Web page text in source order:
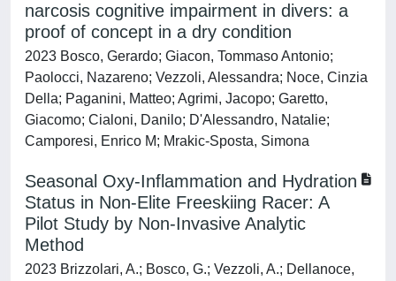
narcosis cognitive impairment in divers: a
proof of concept in a dry condition
2023 Bosco, Gerardo; Giacon, Tommaso Antonio;
Paolocci, Nazareno; Vezzoli, Alessandra; Noce, Cinzia
Della; Paganini, Matteo; Agrimi, Jacopo; Garetto,
Giacomo; Cialoni, Danilo; D'Alessandro, Natalie;
Camporesi, Enrico M; Mrakic-Sposta, Simona
Seasonal Oxy-Inflammation and Hydration
Status in Non-Elite Freeskiing Racer: A
Pilot Study by Non-Invasive Analytic
Method
2023 Brizzolari, A.; Bosco, G.; Vezzoli, A.; Dellanoce,